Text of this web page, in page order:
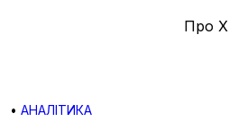
Про
• АНАЛІТИКА